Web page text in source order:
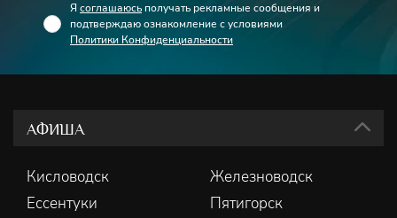
Я соглашаюсь получать рекламные сообщения и
подтверждаю ознакомление с условиями
Политики Конфиденциальности
АФИША
Кисловодск
Железноводск
Ессентуки
Пятигорск